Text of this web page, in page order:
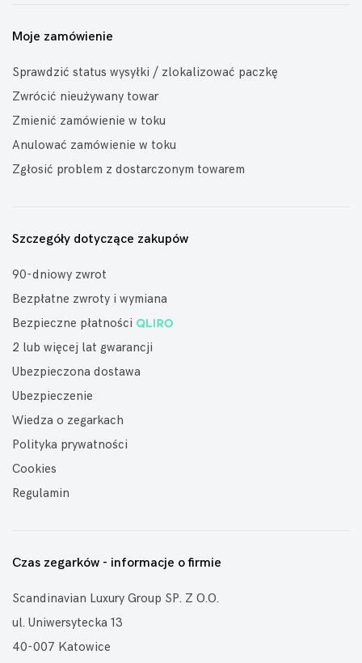
Moje zamówienie
Sprawdzić status wysyłki / zlokalizować paczkę
Zwrócić nieużywany towar
Zmienić zamówienie w toku
Anulować zamówienie w toku
Zgłosić problem z dostarczonym towarem
Szczegóły dotyczące zakupów
90-dniowy zwrot
Bezpłatne zwroty i wymiana
Bezpieczne płatności
2 lub więcej lat gwarancji
Ubezpieczona dostawa
Ubezpieczenie
Wiedza o zegarkach
Polityka prywatności
Cookies
Regulamin
Czas zegarków - informacje o firmie
Scandinavian Luxury Group SP. Z O.O.
ul. Uniwersytecka 13
40-007 Katowice